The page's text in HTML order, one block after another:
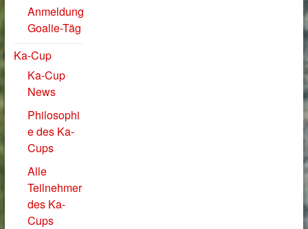
Anmeldung
Goalie-Täg
Ka-Cup
Ka-Cup
News
Philosophi
e des Ka-
Cups
Alle
Teilnehmer
des Ka-
Cups